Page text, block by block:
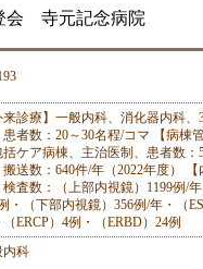
会 寺元記念病院
来診療】一般内科、消化器内科、
患者数：20～30名程/コマ 【病棟
括ケア病棟、主治医制、患者数：
搬送数：640件/年（2022年度）
検査数：（上部内視鏡）1199例/
・（下部内視鏡）356例/年・（
ERCP）4例・（ERBD）24例
内科